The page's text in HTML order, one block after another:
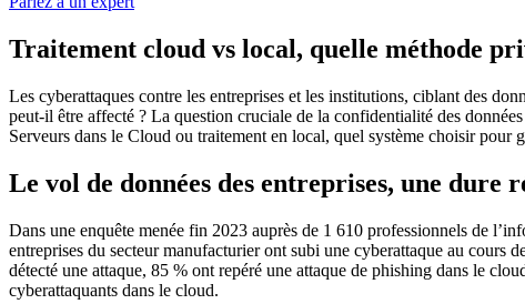
Traitement cloud vs local, quelle méthode
Les cyberattaques contre les entreprises et les institutions, ciblant des
peut-il être affecté ? La question cruciale de la confidentialité des
Serveurs dans le Cloud ou traitement en local, quel système choisir pour
Le vol de données des entreprises, une dure
Dans une enquête menée fin 2023 auprès de 1 610 professionnels de
entreprises du secteur manufacturier ont subi une cyberattaque au cours
détecté une attaque, 85 % ont repéré une attaque de phishing dans le
cyberattaquants dans le cloud.